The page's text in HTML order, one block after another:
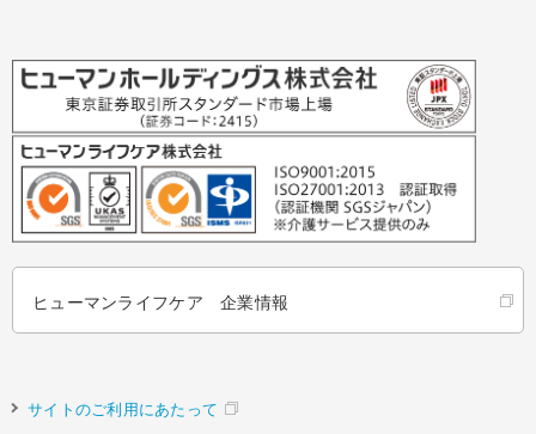
ヒューマンライフケア 企業情報
サイトのご利用にあたって